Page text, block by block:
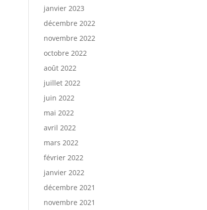
janvier 2023
décembre 2022
novembre 2022
octobre 2022
août 2022
juillet 2022
juin 2022
mai 2022
avril 2022
mars 2022
février 2022
janvier 2022
décembre 2021
novembre 2021